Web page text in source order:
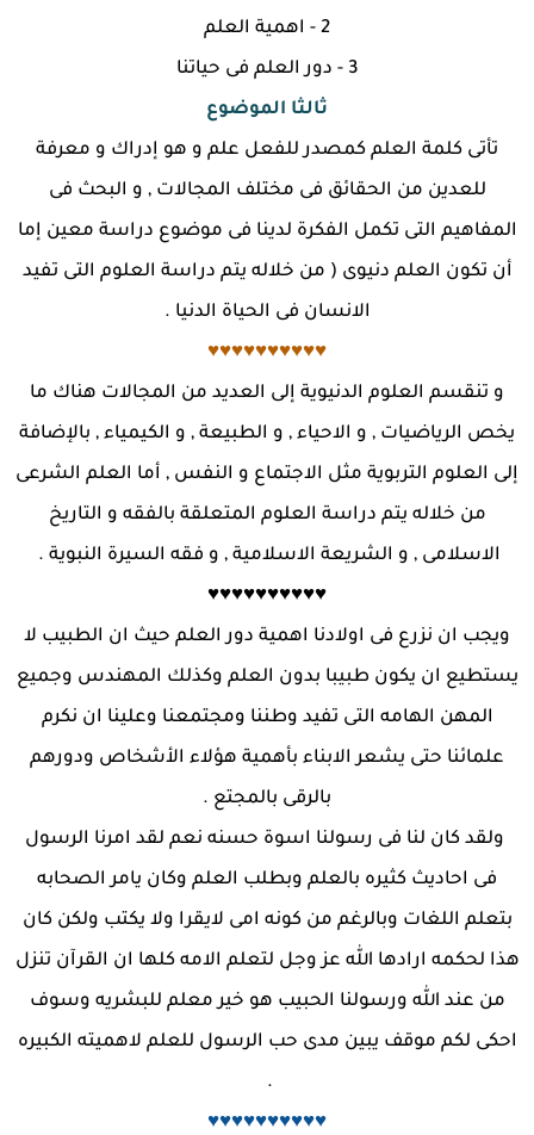
2 - اهمية العلم
3 - دور العلم فى حياتنا
ثالثا الموضوع
تأتى كلمة العلم كمصدر للفعل علم و هو إدراك و معرفة
للعدين من الحقائق فى مختلف المجالات , و البحث فى
المفاهيم التى تكمل الفكرة لدينا فى موضوع دراسة معين إما
أن تكون العلم دنيوى ( من خلاله يتم دراسة العلوم التى تفيد
الانسان فى الحياة الدنيا .
♥♥♥♥♥♥♥♥♥♥
و تنقسم العلوم الدنيوية إلى العديد من المجالات هناك ما
يخص الرياضيات , و الاحياء , و الطبيعة , و الكيمياء , بالإضافة
إلى العلوم التربوية مثل الاجتماع و النفس , أما العلم الشرعى
من خلاله يتم دراسة العلوم المتعلقة بالفقه و التاريخ
الاسلامى , و الشريعة الاسلامية , و فقه السيرة النبوية .
♥♥♥♥♥♥♥♥♥♥
ويجب ان نزرع فى اولادنا اهمية دور العلم حيث ان الطبيب لا
يستطيع ان يكون طبيبا بدون العلم وكذلك المهندس وجميع
المهن الهامه التى تفيد وطننا ومجتمعنا وعلينا ان نكرم
علمائنا حتى يشعر الابناء بأهمية هؤلاء الأشخاص ودورهم
بالرقى بالمجتع .
ولقد كان لنا فى رسولنا اسوة حسنه نعم لقد امرنا الرسول
فى احاديث كثيره بالعلم وبطلب العلم وكان يامر الصحابه
بتعلم اللغات وبالرغم من كونه امى لايقرا ولا يكتب ولكن كان
هذا لحكمه ارادها الله عز وجل لتعلم الامه كلها ان القرآن تنزل
من عند الله ورسولنا الحبيب هو خير معلم للبشريه وسوف
احكى لكم موقف يبين مدى حب الرسول للعلم لاهميته الكبيره
.
♥♥♥♥♥♥♥♥♥♥